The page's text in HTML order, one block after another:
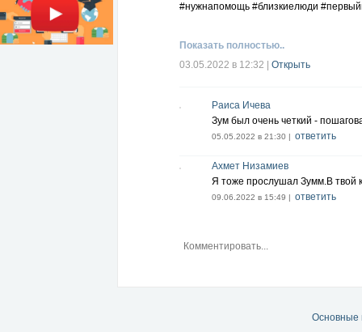
#нужнапомощь #близкиелюди
Показать полностью..
03.05.2022 в 12:32
Открыть
Раиса Ичева
Зум был очень четкий -
05.05.2022 в 21:30 | ответить
Ахмет Низамиев
Я тоже прослушал Зумм.В твой
09.06.2022 в 15:49 | ответить
Основные